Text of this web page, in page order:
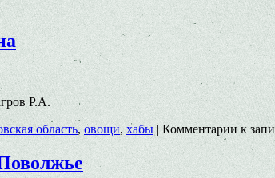
Р.А.
область, овощи, хабы | Комментарии к